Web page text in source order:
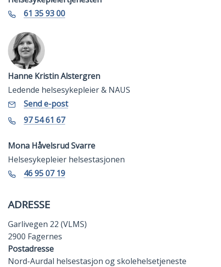
Telefon
61 35 93 00
Hanne Kristin Alstergren
Ledende helsesykepleier & NAUS
E-
post
Send e-posttil
Hanne
Telefon
97 54 61 67
Mona Håvelsrud Svarre
Helsesykepleier helsestasjonen
Mobil
46 95 07 19
ADRESSE
Garlivegen 22 (VLMS)
2900 Fagernes
Postadresse
Nord-Aurdal helsestasjon og skolehelsetjeneste